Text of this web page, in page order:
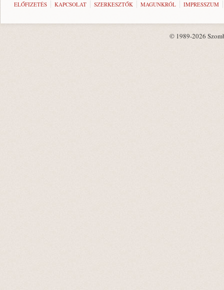
ELŐFIZETÉS KAPCSOLAT SZERKESZTŐK MAGUNKRÓL IMPRESSZUM
© 1989-2026